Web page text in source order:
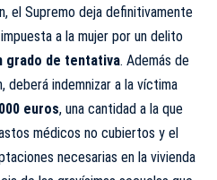
el Supremo deja definitivamente
a la mujer por un delito
grado de tentativa. Además de
deberá indemnizar a la víctima
euros, una cantidad a la que
médicos no cubiertos y el
necesarias en la vivienda